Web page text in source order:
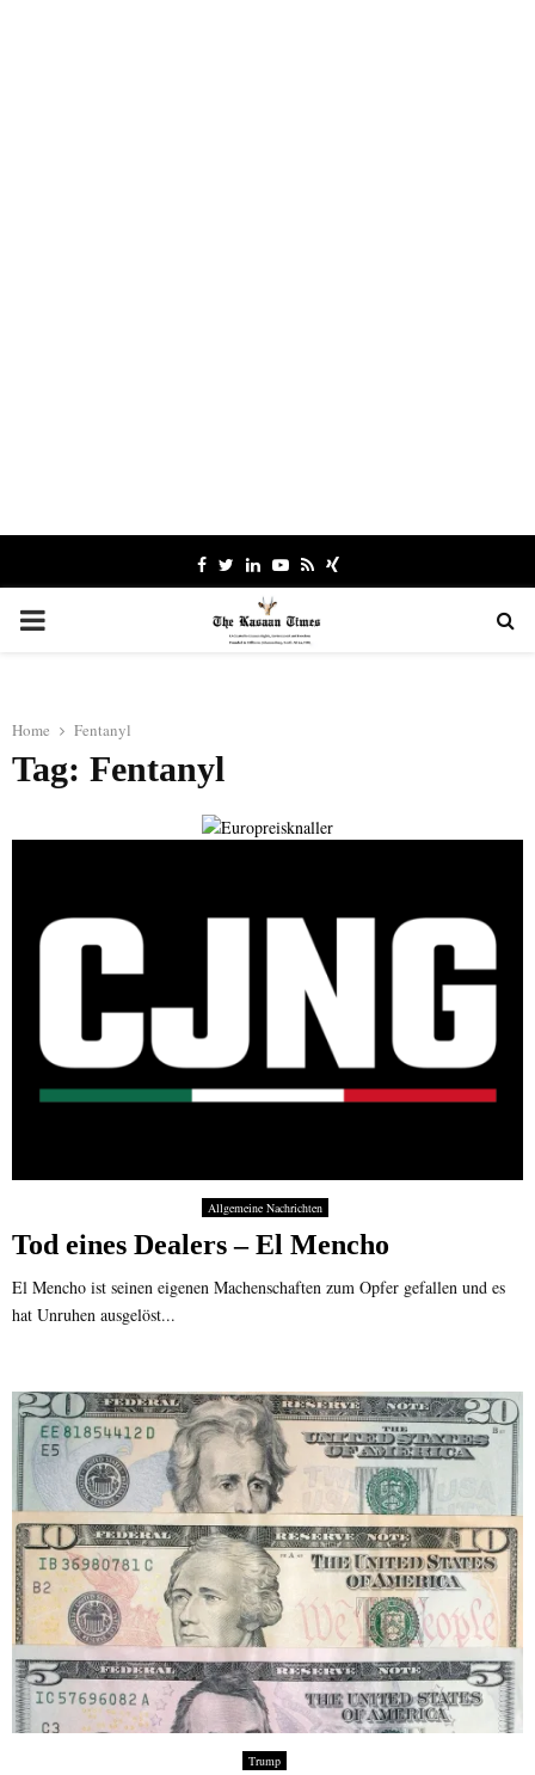
Facebook
TwitterLinkedinYoutube
RssXing
PRIMARY
Home Fentanyl
Tag: Fentanyl
Allgemeine Nachrichten
Tod eines Dealers – El Mencho
El Mencho ist seinen eigenen Machenschaften zum Opfer gefallen und es
hat Unruhen ausgelöst...
Trump